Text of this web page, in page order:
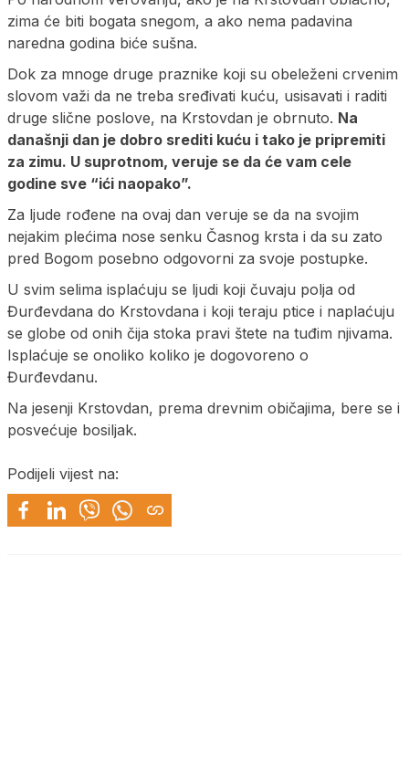
zima će biti bogata snegom, a ako nema padavina
naredna godina biće sušna.
Dok za mnoge druge praznike koji su obeleženi crvenim
slovom važi da ne treba sređivati kuću, usisavati i raditi
druge slične poslove, na Krstovdan je obrnuto. Na
današnji dan je dobro srediti kuću i tako je pripremiti
za zimu. U suprotnom, veruje se da će vam cele
godine sve “ići naopako”.
Za ljude rođene na ovaj dan veruje se da na svojim
nejakim plećima nose senku Časnog krsta i da su zato
pred Bogom posebno odgovorni za svoje postupke.
U svim selima isplaćuju se ljudi koji čuvaju polja od
Đurđevdana do Krstovdana i koji teraju ptice i naplaćuju
se globe od onih čija stoka pravi štete na tuđim njivama.
Isplaćuje se onoliko koliko je dogovoreno ο
Đurđevdanu.
Na jesenji Krstovdan, prema drevnim običajima, bere se i
posvećuje bosiljak.
Podijeli vijest na: